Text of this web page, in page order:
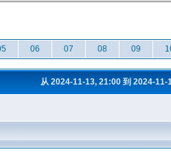
06 07 08 09
从 2024-11-13, 21:00 到 2024-11-